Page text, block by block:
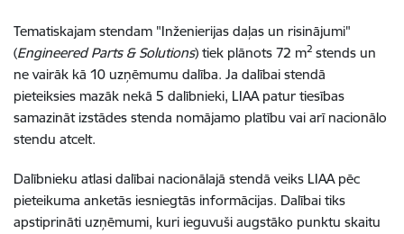
Tematiskajam stendam "Inženierijas daļas un risinājumi"
(Engineered Parts & Solutions) tiek plānots 72 m2 stends un
ne vairāk kā 10 uzņēmumu dalība. Ja dalībai stendā
pieteiksies mazāk nekā 5 dalībnieki, LIAA patur tiesības
samazināt izstādes stenda nomājamo platību vai arī nacionālo
stendu atcelt.
Dalībnieku atlasi dalībai nacionālajā stendā veiks LIAA pēc
pieteikuma anketās iesniegtās informācijas. Dalībai tiks
apstiprināti uzņēmumi, kuri ieguvuši augstāko punktu skaitu